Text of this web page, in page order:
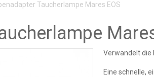
Taucherlampe Mares EOS
Verwandelt die
Eine schnelle,